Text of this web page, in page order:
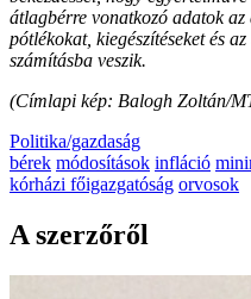
átlagbérre vonatkozó adatok
pótlékokat, kiegészítéseket és
számításba veszik.
(Címlapi kép: Balogh Zoltán/
Politika/gazdaság
bérek módosítások infláció
kórházi főigazgatóság orvosok
A szerzőről